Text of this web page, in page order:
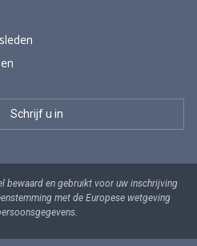
bewaard en gebruikt voor uw inschrijving
met de Europese wetgeving